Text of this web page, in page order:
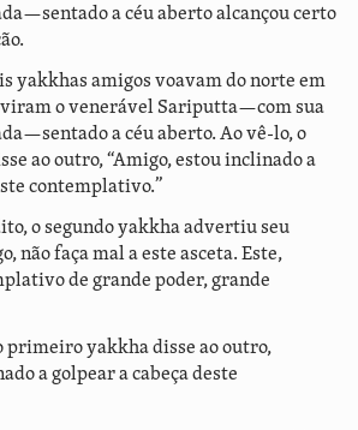
a céu aberto alcançou certo
yakkhas amigos voavam do norte em
viram o venerável Sariputta—com sua
a céu aberto. Ao vê-lo, o
ao outro, “Amigo, estou inclinado a
contemplativo.”
o segundo yakkha advertiu seu
não faça mal a este asceta. Este,
de grande poder, grande
primeiro yakkha disse ao outro,
a golpear a cabeça deste